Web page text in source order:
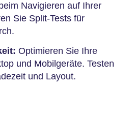
Navigieren auf Ihrer
Sie Split-Tests für
Optimieren Sie Ihre
und Mobilgeräte. Testen
und Layout.